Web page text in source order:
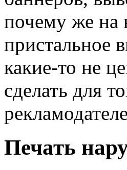
почему же на
пристальное
какие-то не
сделать для
Печать